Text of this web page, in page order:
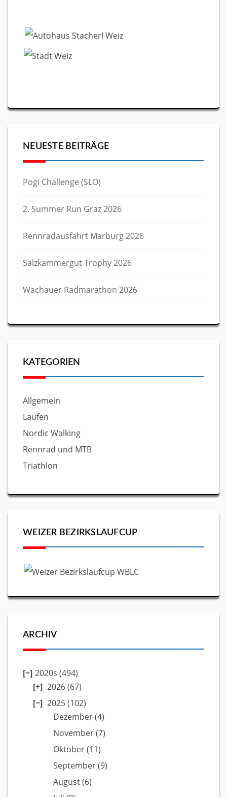
NEUESTE BEITRÄGE
Pogi Challenge (SLO)
2. Summer Run Graz 2026
Rennradausfahrt Marburg 2026
Salzkammergut Trophy 2026
Wachauer Radmarathon 2026
KATEGORIEN
Allgemein
Laufen
Nordic Walking
Rennrad und MTB
Triathlon
WEIZER BEZIRKSLAUFCUP
ARCHIV
2020s (494)
2026(67)
2025(102)
Dezember(4)
November(7)
Oktober(11)
September(9)
August(6)